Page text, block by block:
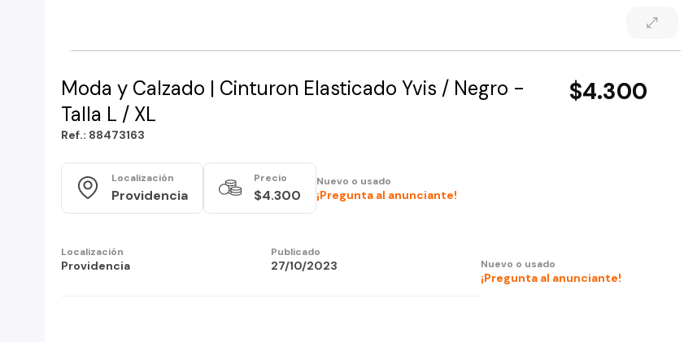
Moda y Calzado | Cinturon Elasticado Yvis / Negro -
Talla L / XL
$4.300
Ref.: 88473163
Localización
Providencia
Precio
$4.300
Nuevo o usado
¡Pregunta al anunciante!
Localización
Providencia
Publicado
27/10/2023 Nuevo o usado
¡Pregunta al anunciante!